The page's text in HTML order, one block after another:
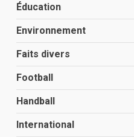
Éducation
Environnement
Faits divers
Football
Handball
International